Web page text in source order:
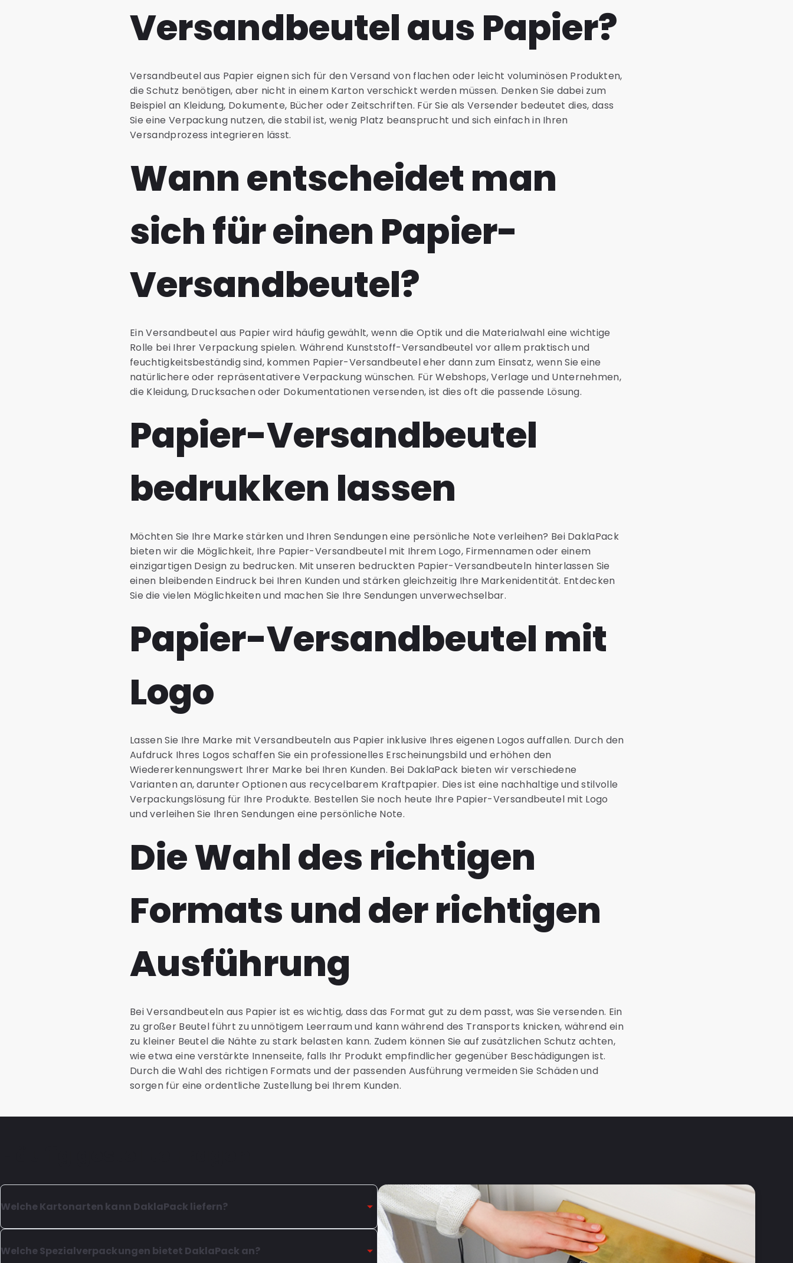
Versandbeutel aus Papier?
Versandbeutel aus Papier eignen sich für den Versand von flachen oder leicht voluminösen Produkten,
die Schutz benötigen, aber nicht in einem Karton verschickt werden müssen. Denken Sie dabei zum
Beispiel an Kleidung, Dokumente, Bücher oder Zeitschriften. Für Sie als Versender bedeutet dies, dass
Sie eine Verpackung nutzen, die stabil ist, wenig Platz beansprucht und sich einfach in Ihren
Versandprozess integrieren lässt.
Wann entscheidet man
sich für einen Papier-
Versandbeutel?
Ein Versandbeutel aus Papier wird häufig gewählt, wenn die Optik und die Materialwahl eine wichtige
Rolle bei Ihrer Verpackung spielen. Während Kunststoff-Versandbeutel vor allem praktisch und
feuchtigkeitsbeständig sind, kommen Papier-Versandbeutel eher dann zum Einsatz, wenn Sie eine
natürlichere oder repräsentativere Verpackung wünschen. Für Webshops, Verlage und Unternehmen,
die Kleidung, Drucksachen oder Dokumentationen versenden, ist dies oft die passende Lösung.
Papier-Versandbeutel
bedrukken lassen
Möchten Sie Ihre Marke stärken und Ihren Sendungen eine persönliche Note verleihen? Bei DaklaPack
bieten wir die Möglichkeit, Ihre Papier-Versandbeutel mit Ihrem Logo, Firmennamen oder einem
einzigartigen Design zu bedrucken. Mit unseren bedruckten Papier-Versandbeuteln hinterlassen Sie
einen bleibenden Eindruck bei Ihren Kunden und stärken gleichzeitig Ihre Markenidentität. Entdecken
Sie die vielen Möglichkeiten und machen Sie Ihre Sendungen unverwechselbar.
Papier-Versandbeutel mit
Logo
Lassen Sie Ihre Marke mit Versandbeuteln aus Papier inklusive Ihres eigenen Logos auffallen. Durch den
Aufdruck Ihres Logos schaffen Sie ein professionelles Erscheinungsbild und erhöhen den
Wiedererkennungswert Ihrer Marke bei Ihren Kunden. Bei DaklaPack bieten wir verschiedene
Varianten an, darunter Optionen aus recycelbarem Kraftpapier. Dies ist eine nachhaltige und stilvolle
Verpackungslösung für Ihre Produkte. Bestellen Sie noch heute Ihre Papier-Versandbeutel mit Logo
und verleihen Sie Ihren Sendungen eine persönliche Note.
Die Wahl des richtigen
Formats und der richtigen
Ausführung
Bei Versandbeuteln aus Papier ist es wichtig, dass das Format gut zu dem passt, was Sie versenden. Ein
zu großer Beutel führt zu unnötigem Leerraum und kann während des Transports knicken, während ein
zu kleiner Beutel die Nähte zu stark belasten kann. Zudem können Sie auf zusätzlichen Schutz achten,
wie etwa eine verstärkte Innenseite, falls Ihr Produkt empfindlicher gegenüber Beschädigungen ist.
Durch die Wahl des richtigen Formats und der passenden Ausführung vermeiden Sie Schäden und
sorgen für eine ordentliche Zustellung bei Ihrem Kunden.
Welche Kartonarten kann DaklaPack liefern?
Unser Sortiment umfasst hochwertige Kartons für Verpackung und/oder
Versand.
Welche Spezialverpackungen bietet DaklaPack an?